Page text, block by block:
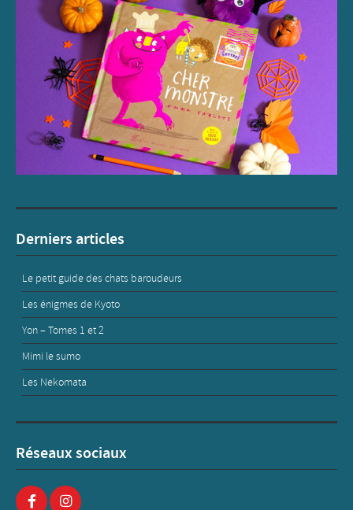
Derniers articles
Le petit guide des chats baroudeurs
Les énigmes de Kyoto
Yon – Tomes 1 et 2
Mimi le sumo
Les Nekomata
Réseaux sociaux